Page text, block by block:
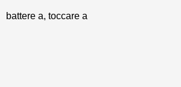
battere a, toccare a